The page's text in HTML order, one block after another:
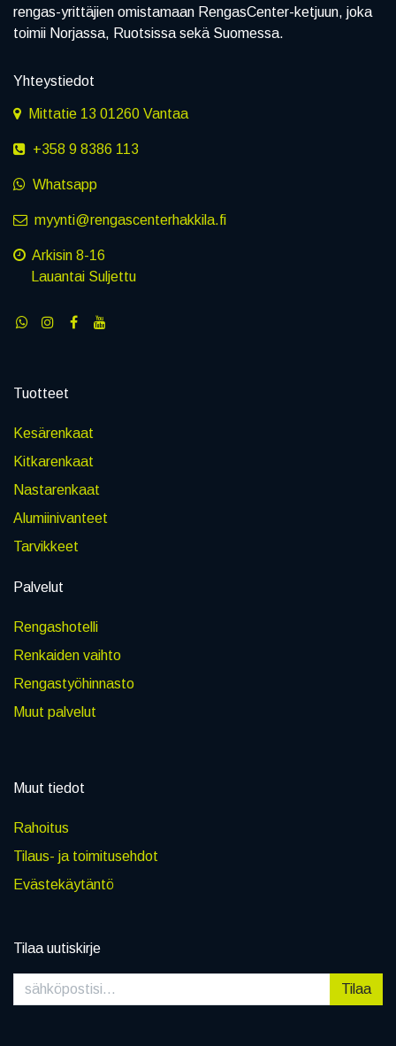
rengas-yrittäjien omistamaan RengasCenter-ketjuun, joka
toimii Norjassa, Ruotsissa sekä Suomessa.
Yhteystiedot
Mittatie 13 01260 Vantaa
+358 9 8386 113
Whatsapp
myynti@rengascenterhakkila.fi
Arkisin 8-16
Lauantai Suljettu
Tuotteet
Kesärenkaat
Kitkarenkaat
Nastarenkaat
Alumiinivanteet
Tarvikkeet
Palvelut
Rengashotelli
Renkaiden vaihto
Rengastyöhinnasto
Muut palvelut
Muut tiedot
Rahoitus
Tilaus- ja toimitusehdot
Evästekäytäntö
Tilaa uutiskirje
Tilaa